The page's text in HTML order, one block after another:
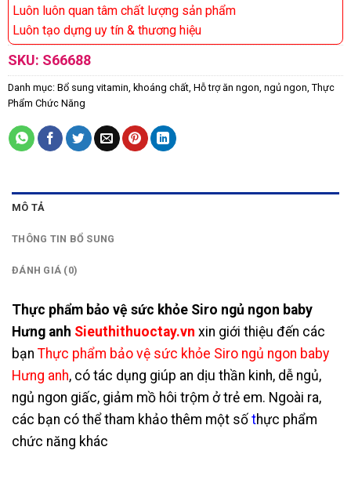
Luôn luôn quan tâm chất lượng sản phẩm
Luôn tạo dựng uy tín & thương hiệu
SKU: S66688
Danh mục: Bổ sung vitamin, khoáng chất, Hỗ trợ ăn ngon, ngủ ngon Thực
Phẩm Chức Năng
MÔ TẢ
THÔNG TIN BỔ SUNG
ĐÁNH GIÁ (0)
Thực phẩm bảo vệ sức khỏe Siro ngủ ngon baby
Hưng anh Sieuthithuoctay.vn xin giới thiệu đến các
bạn Thực phẩm bảo vệ sức khỏe Siro ngủ ngon baby
Hưng anh, có tác dụng giúp an dịu thần kinh, dễ ngủ,
ngủ ngon giấc, giảm mồ hôi trộm ở trẻ em. Ngoài ra,
các bạn có thể tham khảo thêm một số thực phẩm
chức năng khác